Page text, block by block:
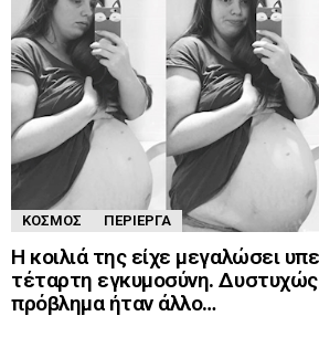
ΚΌΣΜΟΣ ΠΕΡΊΕΡΓΑ
Η κοιλιά της είχε μεγαλώσει
τέταρτη εγκυμοσύνη.
πρόβλημα ήταν άλλο…